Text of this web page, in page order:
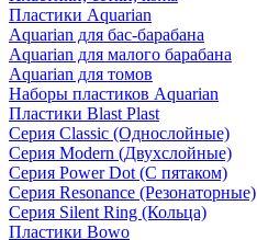
Пластики Aquarian
Aquarian для бас-барабана
Aquarian для малого барабана
Aquarian для томов
Наборы пластиков Aquarian
Пластики Blast Plast
Серия Classic (Однослойные)
Серия Modern (Двухслойные)
Серия Power Dot (С пятаком)
Серия Resonance (Резонаторные)
Серия Silent Ring (Кольца)
Пластики Bowo